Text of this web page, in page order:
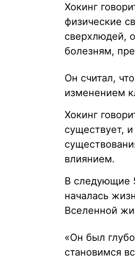
Хокинг
физические
сверхлюдей,
болезням,
Он считал,
изменением
Хокинг
существует,
влиянием.
В следующие
началась
Вселенной
«Он был
становимся